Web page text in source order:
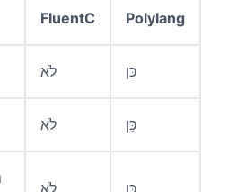
FluentC Polylang
לֹא כֵּן
לֹא כֵּן
לֹא כֵּן